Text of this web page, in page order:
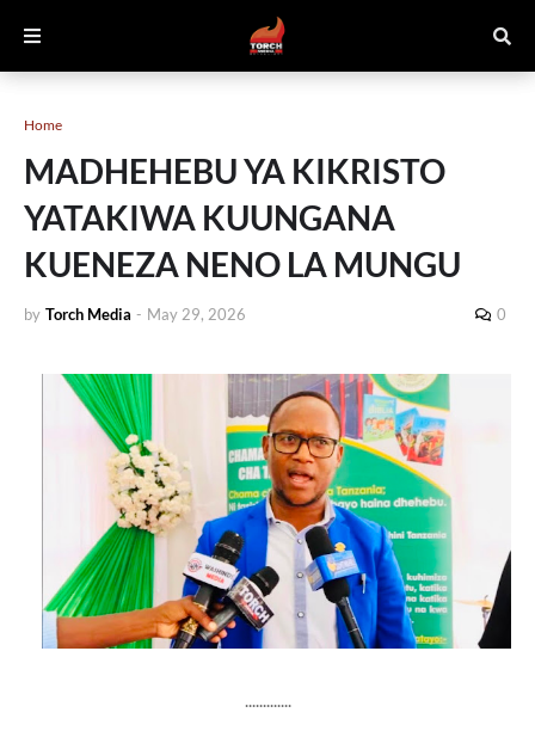
Home
MADHEHEBU YA KIKRISTO
YATAKIWA KUUNGANA
KUENEZA NENO LA MUNGU
by Torch Media - May 29, 2026 0